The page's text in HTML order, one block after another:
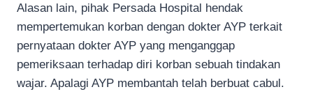
Alasan lain, pihak Persada Hospital hendak
mempertemukan korban dengan dokter AYP terkait
pernyataan dokter AYP yang menganggap
pemeriksaan terhadap diri korban sebuah tindakan
wajar. Apalagi AYP membantah telah berbuat cabul.